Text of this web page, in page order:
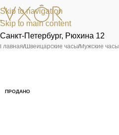
Skip to navigation
Skip to main content
Санкт-Петербург, Рюхина 12
Главная/Швейцарские часы/Мужские часы
ПРОДАНО